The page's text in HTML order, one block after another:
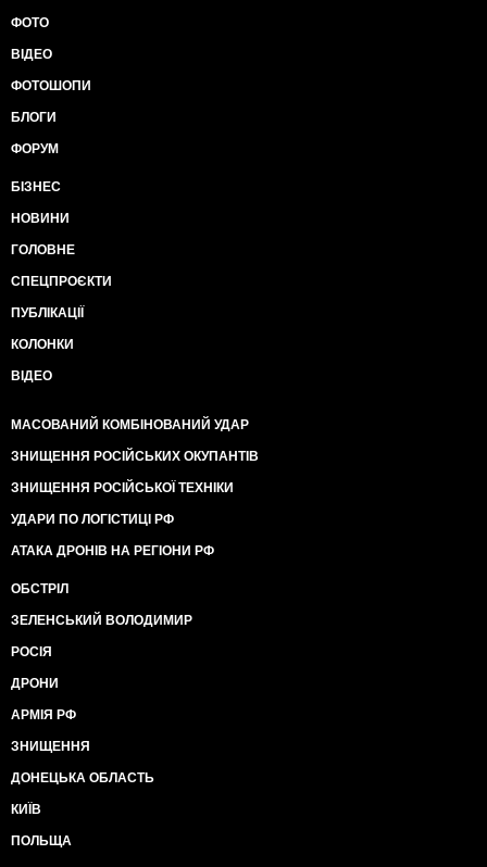
ФОТО
ВІДЕО
ФОТОШОПИ
БЛОГИ
ФОРУМ
БІЗНЕС
НОВИНИ
ГОЛОВНЕ
СПЕЦПРОЄКТИ
ПУБЛІКАЦІЇ
КОЛОНКИ
ВІДЕО
МАСОВАНИЙ КОМБІНОВАНИЙ УДАР
ЗНИЩЕННЯ РОСІЙСЬКИХ ОКУПАНТІВ
ЗНИЩЕННЯ РОСІЙСЬКОЇ ТЕХНІКИ
УДАРИ ПО ЛОГІСТИЦІ РФ
АТАКА ДРОНІВ НА РЕГІОНИ РФ
ОБСТРІЛ
ЗЕЛЕНСЬКИЙ ВОЛОДИМИР
РОСІЯ
ДРОНИ
АРМІЯ РФ
ЗНИЩЕННЯ
ДОНЕЦЬКА ОБЛАСТЬ
КИЇВ
ПОЛЬЩА